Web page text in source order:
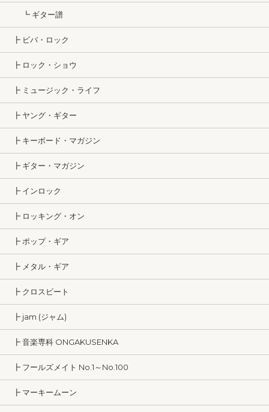
┗ ギター譜
┣ ビバ・ロック
┣ ロック・ショウ
┣ ミュージック・ライフ
┣ ヤング・ギター
┣ キーボード・マガジン
┣ ギター・マガジン
┣ インロック
┣ ロッキング・オン
┣ ポップ・ギア
┣ メタル・ギア
┣ クロスビート
┣ jam (ジャム)
┣ 音楽専科 ONGAKUSENKA
┣ フールズメイト No.1～No.100
┣ マーキームーン